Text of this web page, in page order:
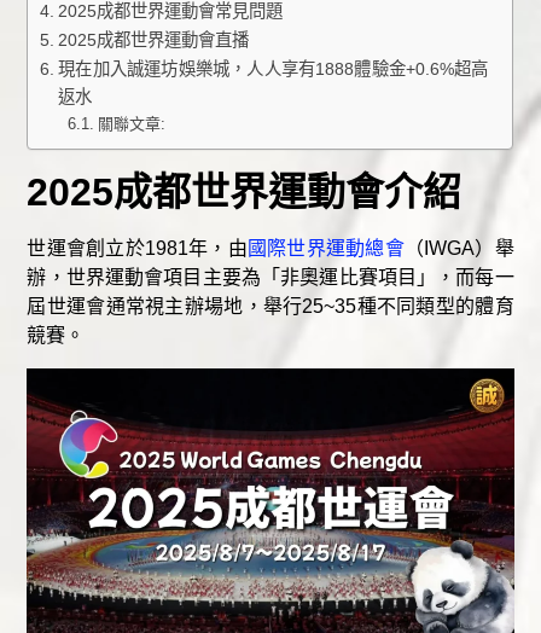
2025成都世界運動會常見問題
2025成都世界運動會直播
現在加入誠運坊娛樂城，人人享有1888體驗金+0.6%超高
返水
關聯文章:
2025成都世界運動會介紹
世運會創立於1981年，由 國際世界運動總會（IWGA）舉
辦，世界運動會項目主要為「非奧運比賽項目」，而每一
屆世運會通常視主辦場地，舉行25~35種不同類型的體育
競賽。